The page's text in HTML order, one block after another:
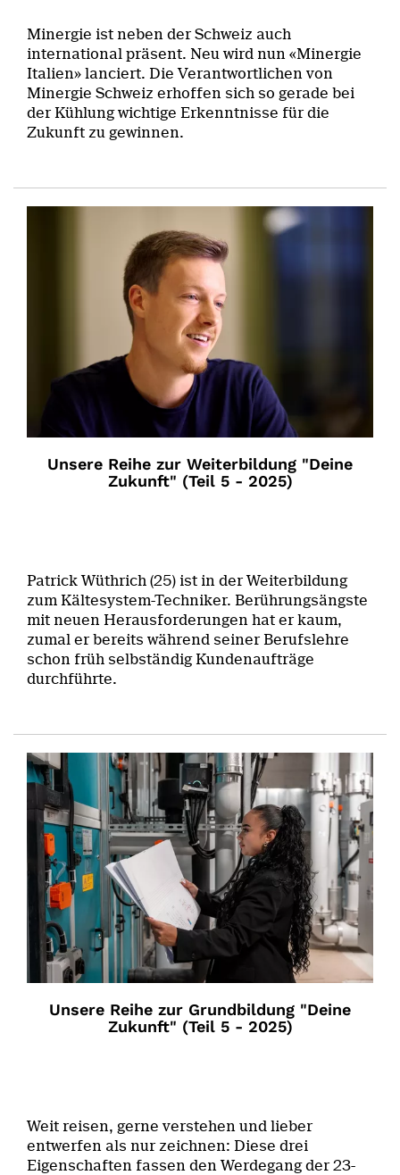
Minergie ist neben der Schweiz auch
international präsent. Neu wird nun «Minergie
Italien» lanciert. Die Verantwortlichen von
Minergie Schweiz erhoffen sich so gerade bei
der Kühlung wichtige Erkenntnisse für die
Zukunft zu gewinnen.
Unsere Reihe zur Weiterbildung "Deine
Zukunft" (Teil 5 - 2025)
Patrick Wüthrich (25) ist in der Weiterbildung
zum Kältesystem-Techniker. Berührungsängste
mit neuen Herausforderungen hat er kaum,
zumal er bereits während seiner Berufslehre
schon früh selbständig Kundenaufträge
durchführte.
Unsere Reihe zur Grundbildung "Deine
Zukunft" (Teil 5 - 2025)
Weit reisen, gerne verstehen und lieber
entwerfen als nur zeichnen: Diese drei
Eigenschaften fassen den Werdegang der 23-